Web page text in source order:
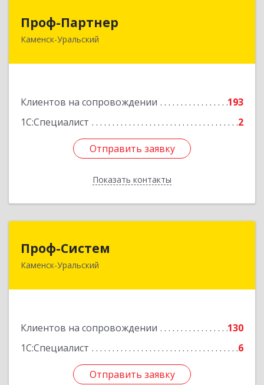
Проф-Партнер
Каменск-Уральский
Клиентов на сопровождении
193
1С:Специалист
2
Отправить заявку
Показать контакты
623406, Свердловская обл, Каменск-Уральский
Отправить заявку
Назад
Проф-Систем
Каменск-Уральский
Клиентов на сопровождении
130
1С:Специалист
6
Отправить заявку
623406, Свердловская обл, Каменск-Уральский
Отправить заявку